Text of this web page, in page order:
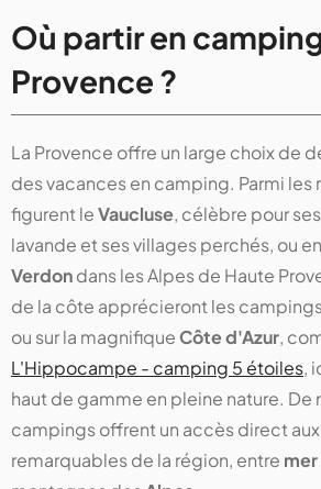
Où partir en
Provence ?
La Provence offre un large choix de
des vacances en camping. Parmi les
figurent leVaucluse, célèbre pour
lavande et ses villages perchés, ou
Verdondans les Alpes de Haute
de la côte apprécieront les
ou sur la magnifique Côte d'Azur,
L'Hippocampe - camping 5 étoiles,
haut de gamme en pleine nature. De
campings offrent un accès direct
remarquables de la région, entre